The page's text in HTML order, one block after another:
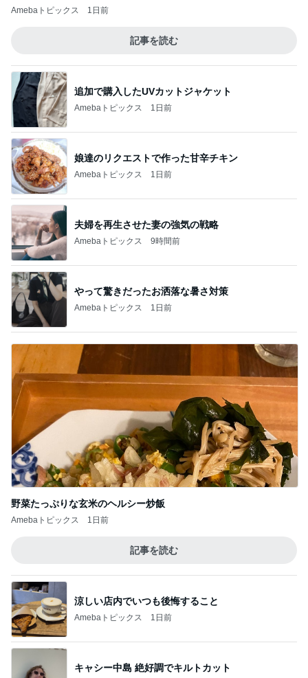
Amebaトピックス 1日前
記事を読む
追加で購入したUVカットジャケット
Amebaトピックス 1日前
娘達のリクエストで作った甘辛チキン
Amebaトピックス 1日前
夫婦を再生させた妻の強気の戦略
Amebaトピックス 9時間前
やって驚きだったお洒落な暑さ対策
Amebaトピックス 1日前
野菜たっぷりな玄米のヘルシー炒飯
Amebaトピックス 1日前
記事を読む
涼しい店内でいつも後悔すること
Amebaトピックス 1日前
キャシー中島 絶好調でキルトカット